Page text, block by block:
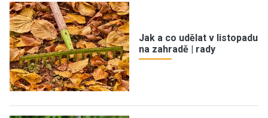
Jak a co udělat v listopadu
na zahradě | rady